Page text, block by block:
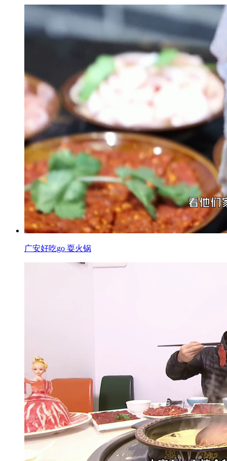
广安好吃go 耍火锅